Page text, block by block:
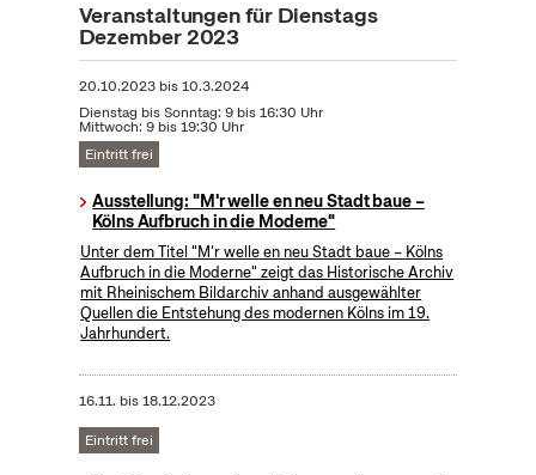
Veranstaltungen für Dienstags
Dezember 2023
20.10.2023bis10.3.2024
Dienstag bis Sonntag: 9 bis 16:30 Uhr
Mittwoch: 9 bis 19:30 Uhr
Eintritt frei
Ausstellung: "M'r welle en neu Stadt baue –
Kölns Aufbruch in die Moderne"
Unter dem Titel "M’r welle en neu Stadt baue – Kölns
Aufbruch in die Moderne" zeigt das Historische Archiv
mit Rheinischem Bildarchiv anhand ausgewählter
Quellen die Entstehung des modernen Kölns im 19.
Jahrhundert.
16.11. bis18.12.2023
Eintritt frei